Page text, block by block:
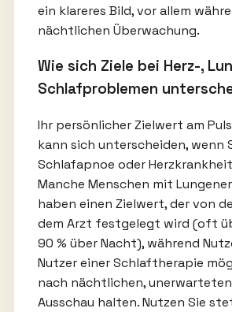
ein klareres Bild, vor allem
nächtlichen Überwachung.
Wie sich Ziele bei Herz-,
Schlafproblemen
Ihr persönlicher Zielwert am
kann sich unterscheiden, wenn
Schlafapnoe oder
Manche Menschen mit
haben einen Zielwert, der von
dem Arzt festgelegt wird (oft
90 % über Nacht), während
Nutzer einer Schlaftherapie
nach nächtlichen,
Ausschau halten. Nutzen Sie